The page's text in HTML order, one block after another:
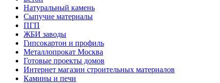
Натуральный камень
Сыпучие материалы
ПГП
ЖБИ заводы
Гипсокартон и профиль
Металлопрокат Москва
Готовые проекты домов
Интернет магазин строительных материалов
Камины и печи